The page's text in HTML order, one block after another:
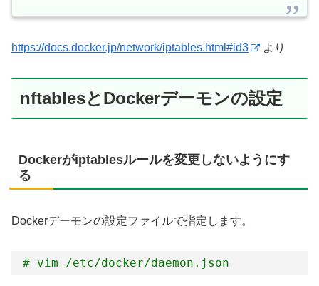
https://docs.docker.jp/network/iptables.html#id3 より
nftablesとDockerデーモンの設定
Dockerがiptablesルールを変更しないようにす
る
Dockerデーモンの設定ファイルで指定します。
# vim /etc/docker/daemon.json